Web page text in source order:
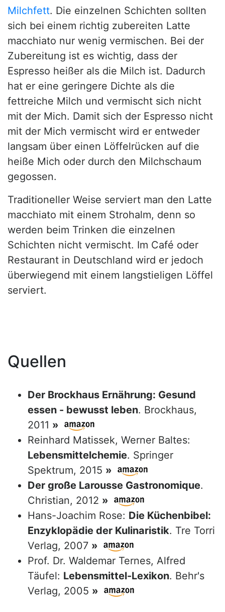
Milchfett. Die einzelnen Schichten sollten
sich bei einem richtig zubereiten Latte
macchiato nur wenig vermischen. Bei der
Zubereitung ist es wichtig, dass der
Espresso heißer als die Milch ist. Dadurch
hat er eine geringere Dichte als die
fettreiche Milch und vermischt sich nicht
mit der Mich. Damit sich der Espresso nicht
mit der Mich vermischt wird er entweder
langsam über einen Löffelrücken auf die
heiße Mich oder durch den Milchschaum
gegossen.
Traditioneller Weise serviert man den Latte
macchiato mit einem Strohalm, denn so
werden beim Trinken die einzelnen
Schichten nicht vermischt. Im Café oder
Restaurant in Deutschland wird er jedoch
überwiegend mit einem langstieligen Löffel
serviert.
Quellen
Der Brockhaus Ernährung: Gesund
essen - bewusst leben. Brockhaus,
2011 »
Reinhard Matissek, Werner Baltes:
Lebensmittelchemie. Springer
Spektrum, 2015 »
Der große Larousse Gastronomique.
Christian, 2012 »
Hans-Joachim Rose: Die Küchenbibel:
Enzyklopädie der Kulinaristik. Tre Torri
Verlag, 2007 »
Prof. Dr. Waldemar Ternes, Alfred
Täufel: Lebensmittel-Lexikon. Behr's
Verlag, 2005 »